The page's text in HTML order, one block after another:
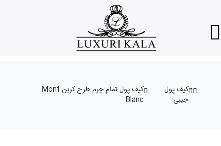
کیف پول
جیبی
کیف پول تمام چرم طرح کربن Mont
Blanc